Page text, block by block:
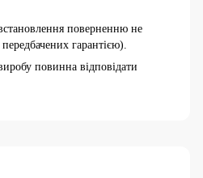
поверненню не
гарантією).
повинна відповідати